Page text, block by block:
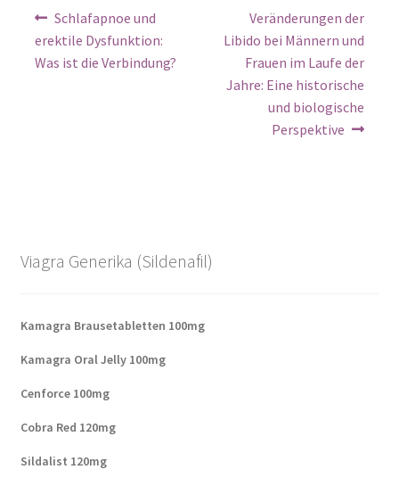
Schlafapnoe und
erektile Dysfunktion:
Was ist die Verbindung?
Veränderungen der
Libido bei Männern und
Frauen im Laufe der
Jahre: Eine historische
und biologische
Perspektive
Viagra Generika (Sildenafil)
Kamagra Brausetabletten 100mg
Kamagra Oral Jelly 100mg
Cenforce 100mg
Cobra Red 120mg
Sildalist 120mg